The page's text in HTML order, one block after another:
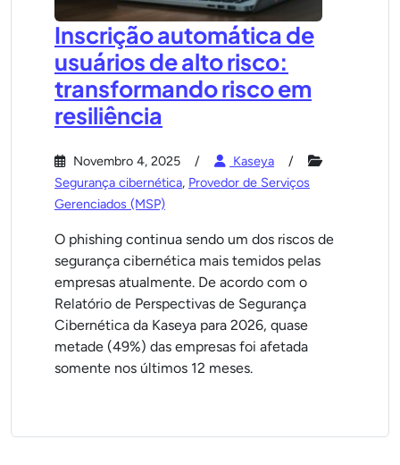
Inscrição automática de
usuários de alto risco:
transformando risco em
resiliência
Novembro 4, 2025
Kaseya
Segurança cibernética, Provedor de Serviços
Gerenciados (MSP)
O phishing continua sendo um dos riscos de
segurança cibernética mais temidos pelas
empresas atualmente. De acordo com o
Relatório de Perspectivas de Segurança
Cibernética da Kaseya para 2026, quase
metade (49%) das empresas foi afetada
somente nos últimos 12 meses.